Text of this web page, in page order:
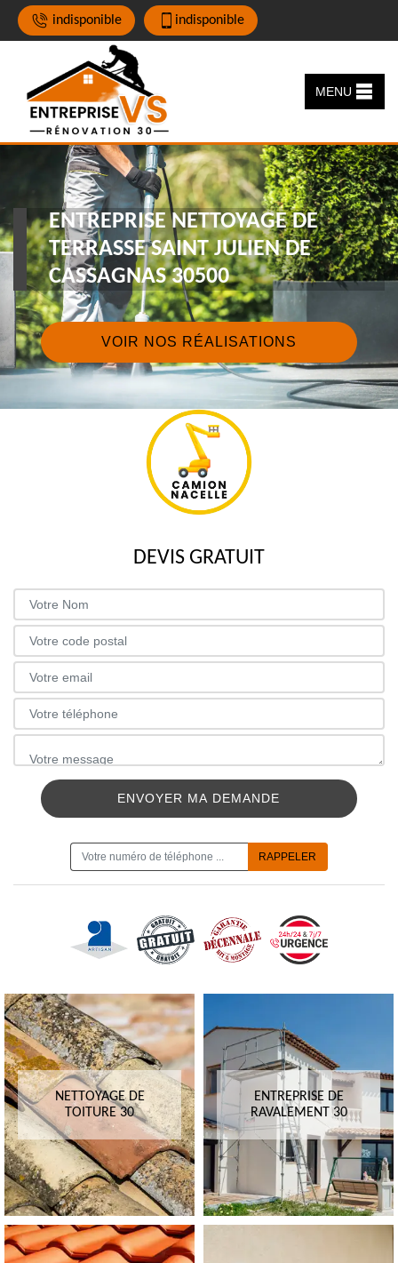
indisponible indisponible
MENU
ENTREPRISE NETTOYAGE DE
TERRASSE SAINT JULIEN DE
CASSAGNAS 30500
VOIR NOS RÉALISATIONS
DEVIS GRATUIT
NETTOYAGE DE
TOITURE 30
ENTREPRISE DE
RAVALEMENT 30